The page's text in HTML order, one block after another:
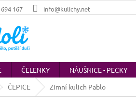
167 info@kulichy.net
ČELENKY NÁUŠNICE - PECKY
ČEPICE Zimní kulich Pablo